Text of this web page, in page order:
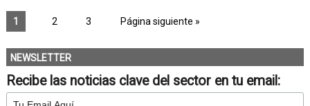
1 2 3 Página siguiente »
NEWSLETTER
Recibe las noticias clave del sector en tu email: